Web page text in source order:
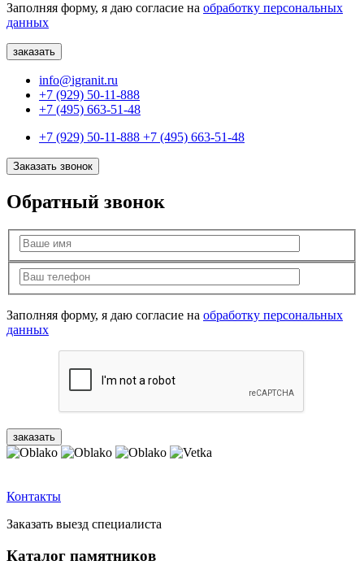
Заполняя форму, я даю согласие на обработку персональных
данных
info@igranit.ru
+7 (929) 50-11-888
+7 (495) 663-51-48
+7 (929) 50-11-888 +7 (495) 663-51-48
Заказать звонок
Обратный звонок
Заполняя форму, я даю согласие на обработку персональных
данных
Контакты
Заказать выезд специалиста
Каталог памятников